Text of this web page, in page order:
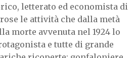
letterato ed economista di
le attività che dalla metà
morte avvenuta nel 1924 lo
e tutte di grande